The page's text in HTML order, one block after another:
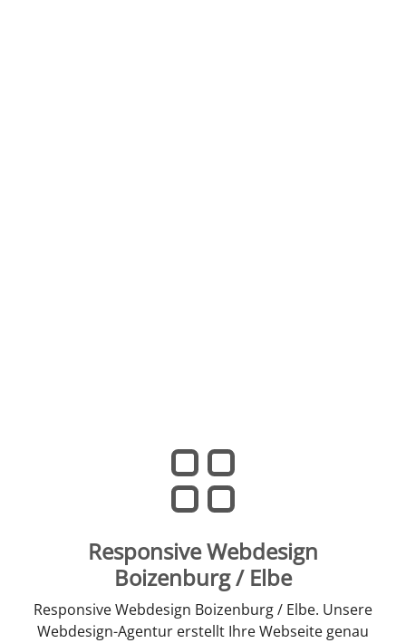
Responsive Webdesign
Boizenburg / Elbe
Responsive Webdesign Boizenburg / Elbe. Unsere
Webdesign-Agentur erstellt Ihre Webseite genau